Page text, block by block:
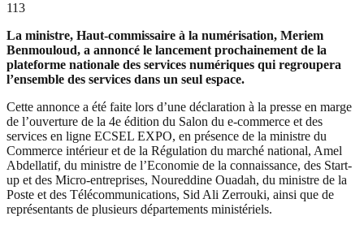
113
La ministre, Haut-commissaire à la numérisation, Meriem
Benmouloud, a annoncé le lancement prochainement de la
plateforme nationale des services numériques qui regroupera
l’ensemble des services dans un seul espace.
Cette annonce a été faite lors d’une déclaration à la presse en marge
de l’ouverture de la 4e édition du Salon du e-commerce et des
services en ligne ECSEL EXPO, en présence de la ministre du
Commerce intérieur et de la Régulation du marché national, Amel
Abdellatif, du ministre de l’Economie de la connaissance, des Start-
up et des Micro-entreprises, Noureddine Ouadah, du ministre de la
Poste et des Télécommunications, Sid Ali Zerrouki, ainsi que de
représentants de plusieurs départements ministériels.